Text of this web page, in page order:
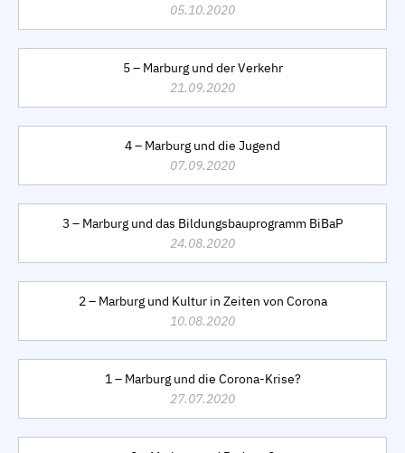
05.10.2020
5 – Marburg und der Verkehr
21.09.2020
4 – Marburg und die Jugend
07.09.2020
3 – Marburg und das Bildungsbauprogramm BiBaP
24.08.2020
2 – Marburg und Kultur in Zeiten von Corona
10.08.2020
1 – Marburg und die Corona-Krise?
27.07.2020